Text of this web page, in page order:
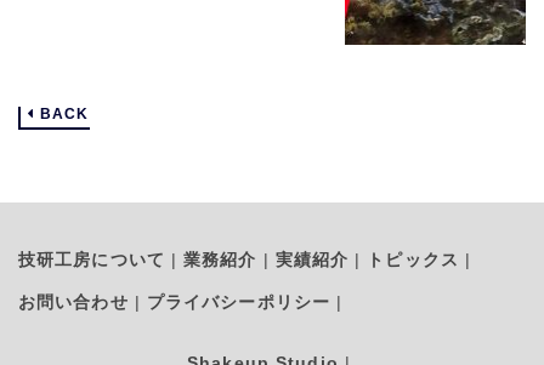
BACK
技研工房について 業務紹介 実績紹介 トピックス
お問い合わせ プライバシーポリシー